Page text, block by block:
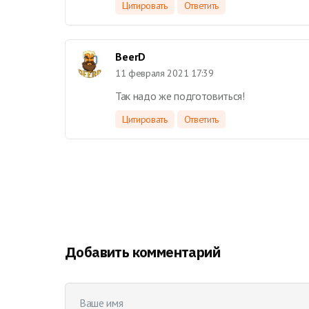
Цитировать Ответить
BeerD
11 февраля 2021 17:39
Так надо же подготовиться!
Цитировать Ответить
Добавить комментарий